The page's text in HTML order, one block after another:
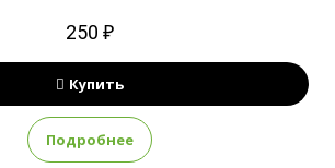
250 ₽
Купить
Подробнее